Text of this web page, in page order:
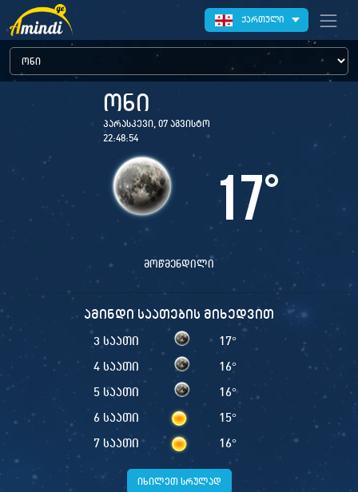
ქართული
ონი
პარასკევი, 07 აგვისტო
22:48:54
17°
მოწმენდილი
ამინდი საათების მიხედვით
3 საათი 17°
4 საათი
16°
5 საათი
16°
6 საათი
15°
7 საათი
16°
იხილეთ სრულად